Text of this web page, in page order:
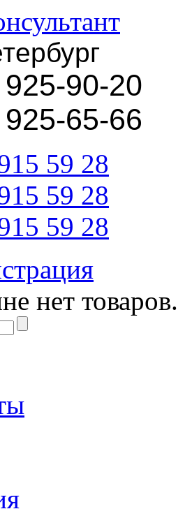
90-20
65-66
59 28
59 28
59 28
нет товаров.